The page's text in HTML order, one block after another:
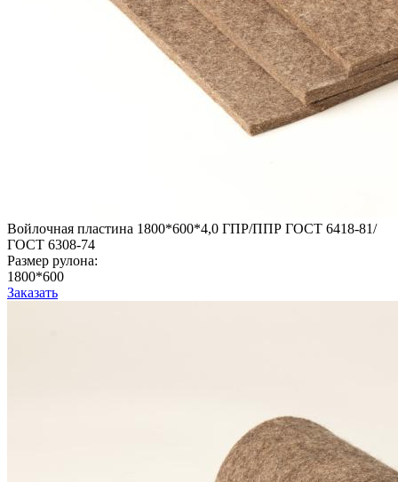
Войлочная пластина 1800*600*4,0 ГПР/ППР ГОСТ 6418-81/
ГОСТ 6308-74
Размер рулона:
1800*600
Заказать